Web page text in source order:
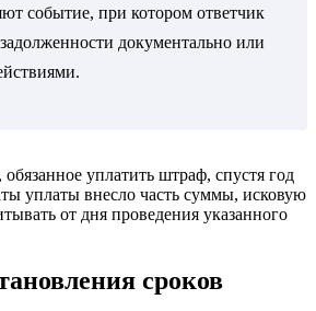
событие, при котором ответчик
документально или
уплатить штраф, спустя год
уплаты внесло часть суммы, исковую
от дня проведения указанного
сроков